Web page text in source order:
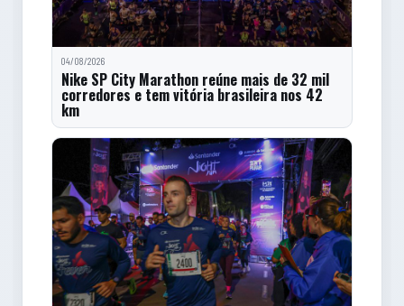
04/08/2026
Nike SP City Marathon reúne mais de 32 mil
corredores e tem vitória brasileira nos 42
km